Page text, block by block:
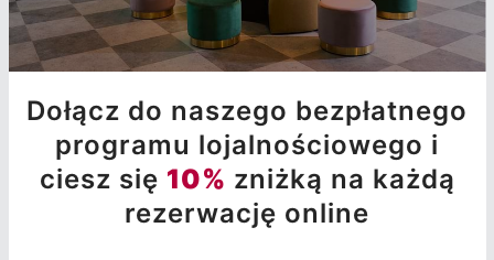
Dołącz do naszego bezpłatnego
programu lojalnościowego i
ciesz się 10% zniżką na każdą
rezerwację online